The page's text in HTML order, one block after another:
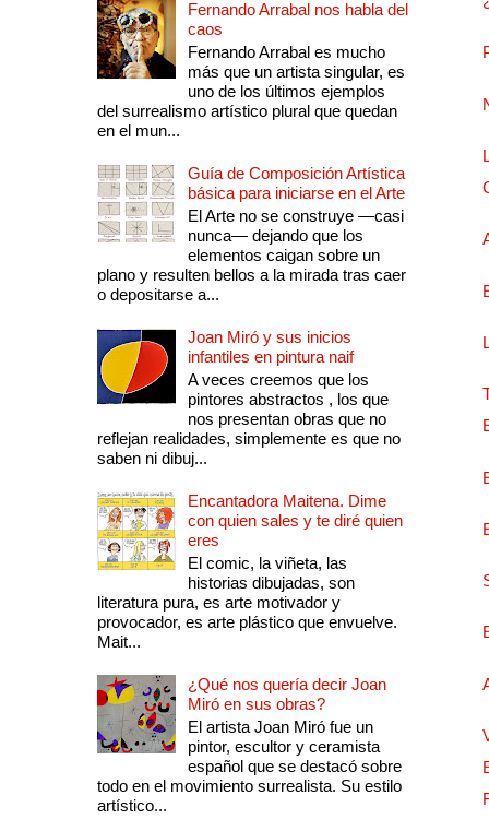
Fernando Arrabal nos habla del
caos
Fernando Arrabal es mucho
más que un artista singular, es
uno de los últimos ejemplos
del surrealismo artístico plural que quedan
en el mun...
Guía de Composición Artística
básica para iniciarse en el Arte
El Arte no se construye —casi
nunca— dejando que los
elementos caigan sobre un
plano y resulten bellos a la mirada tras caer
o depositarse a...
Joan Miró y sus inicios
infantiles en pintura naif
A veces creemos que los
pintores abstractos , los que
nos presentan obras que no
reflejan realidades, simplemente es que no
saben ni dibuj...
Encantadora Maitena. Dime
con quien sales y te diré quien
eres
El comic, la viñeta, las
historias dibujadas, son
literatura pura, es arte motivador y
provocador, es arte plástico que envuelve.
Mait...
¿Qué nos quería decir Joan
Miró en sus obras?
El artista Joan Miró fue un
pintor, escultor y ceramista
español que se destacó sobre
todo en el movimiento surrealista. Su estilo
artístico...